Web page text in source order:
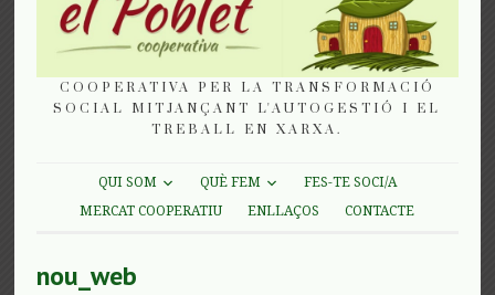
COOPERATIVA PER LA TRANSFORMACIÓ
SOCIAL MITJANÇANT L'AUTOGESTIÓ I EL
TREBALL EN XARXA.
QUI SOM QUÈ FEM
FES-TE SOCI/A
MERCAT COOPERATIU
ENLLAÇOS CONTACTE
nou_web